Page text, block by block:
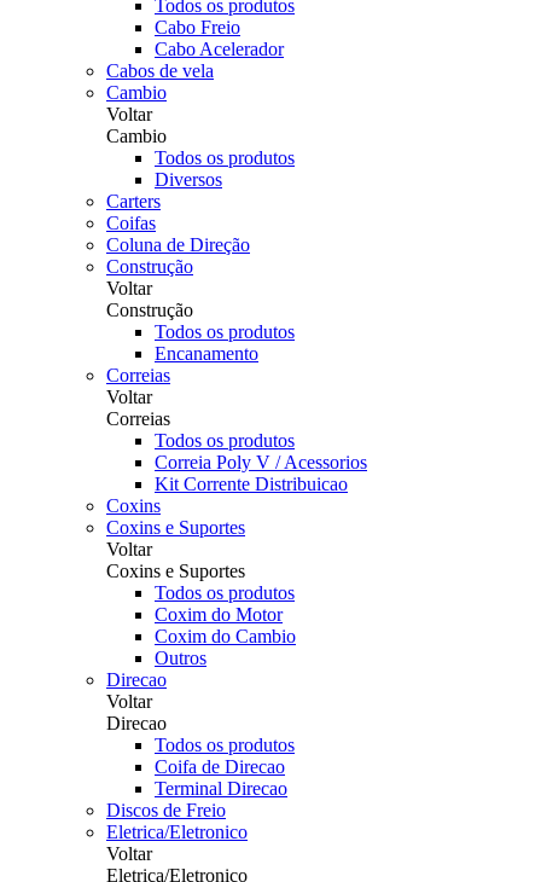
Todos os produtos
Cabo Freio
Cabo Acelerador
Cabos de vela
Cambio
Voltar
Cambio
Todos os produtos
Diversos
Carters
Coifas
Coluna de Direção
Construção
Voltar
Construção
Todos os produtos
Encanamento
Correias
Voltar
Correias
Todos os produtos
Correia Poly V / Acessorios
Kit Corrente Distribuicao
Coxins
Coxins e Suportes
Voltar
Coxins e Suportes
Todos os produtos
Coxim do Motor
Coxim do Cambio
Outros
Direcao
Voltar
Direcao
Todos os produtos
Coifa de Direcao
Terminal Direcao
Discos de Freio
Eletrica/Eletronico
Voltar
Eletrica/Eletronico